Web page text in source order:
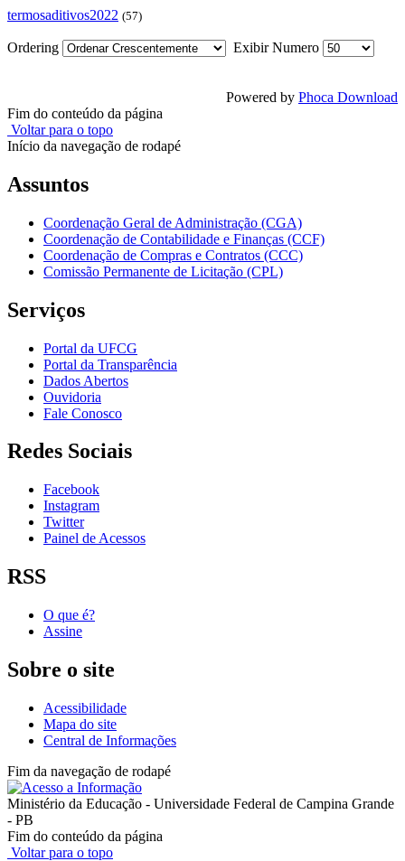
termosaditivos2022 (57)
Ordering Exibir Numero
Powered by Phoca Download
Fim do conteúdo da página
Voltar para o topo
Início da navegação de rodapé
Assuntos
Coordenação Geral de Administração (CGA)
Coordenação de Contabilidade e Finanças (CCF)
Coordenação de Compras e Contratos (CCC)
Comissão Permanente de Licitação (CPL)
Serviços
Portal da UFCG
Portal da Transparência
Dados Abertos
Ouvidoria
Fale Conosco
Redes Sociais
Facebook
Instagram
Twitter
Painel de Acessos
RSS
O que é?
Assine
Sobre o site
Acessibilidade
Mapa do site
Central de Informações
Fim da navegação de rodapé
Ministério da Educação - Universidade Federal de Campina Grande
- PB
Fim do conteúdo da página
Voltar para o topo